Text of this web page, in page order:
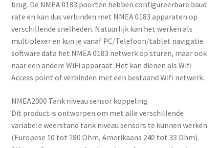
brug. De NMEA 0183 poorten hebben configureerbare baud
rate en kan dus verbinden met NMEA 0183 apparaten op
verschillende snelheden. Natuurlijk kan het werken als
multiplexer en kun je vanaf PC/Telefoon/tablet navigatie
software data het NMEA 0183 netwerk op sturen, maar ook
naar een andere WiFi apparaat. Het kan dienen als Wifi
Access point of verbinden met een bestaand Wifi netwerk.
NMEA2000 Tank niveau sensor koppeling
Dit product is ontworpen om met alle verschillende
variabele weerstand tank niveau sensors te kunnen werken
(Europese 10 tot 180 Ohm, Amerikaans 240 tot 33 Ohm).